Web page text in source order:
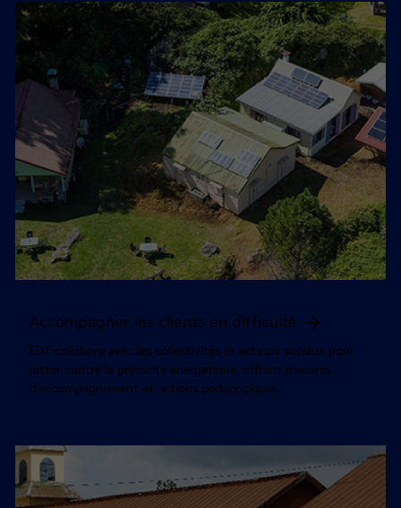
Accompagner les clients en difficulté
EDF collabore avec les collectivités et acteurs sociaux pour
lutter contre la précarité énergétique, offrant mesures
d’accompagnement et actions pédagogiques.